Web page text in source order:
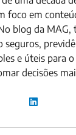
foco em
blog da MAG,
seguros,
e úteis para o
decisões